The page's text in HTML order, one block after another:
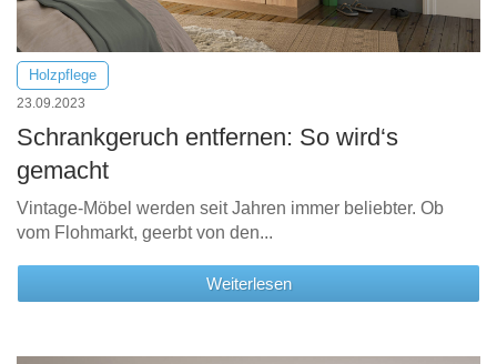
Holzpflege
23.09.2023
Schrankgeruch entfernen: So wird‘s
gemacht
Vintage-Möbel werden seit Jahren immer beliebter. Ob
vom Flohmarkt, geerbt von den...
Weiterlesen